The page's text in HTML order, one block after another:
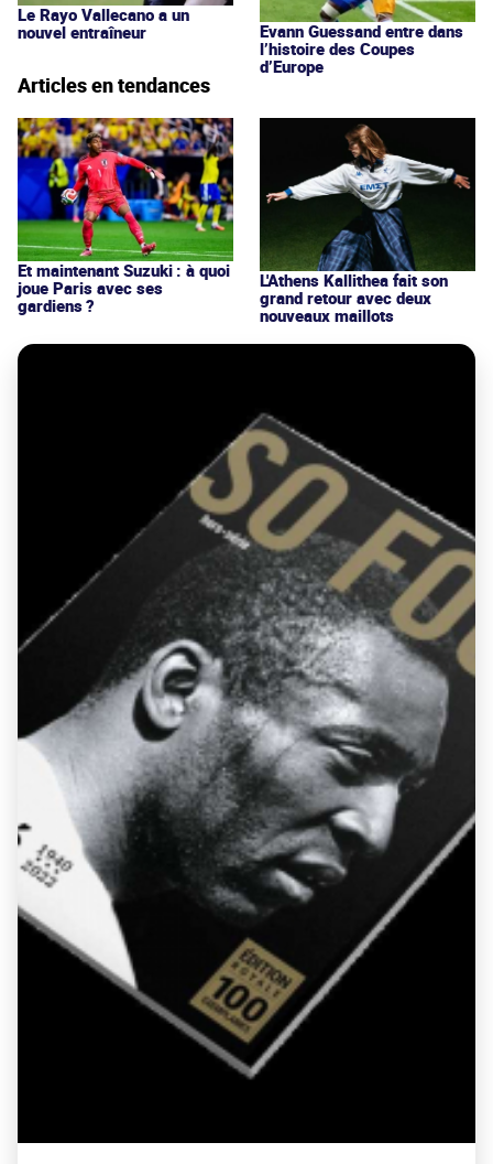
Le Rayo Vallecano a un
nouvel entraîneur
Evann Guessand entre dans
l’histoire des Coupes
d’Europe
Articles en tendances
Et maintenant Suzuki : à quoi
joue Paris avec ses
gardiens ?
L'Athens Kallithea fait son
grand retour avec deux
nouveaux maillots